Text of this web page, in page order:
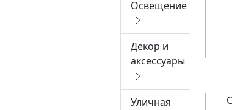
Освещение
Декор и
аксессуары
Уличная